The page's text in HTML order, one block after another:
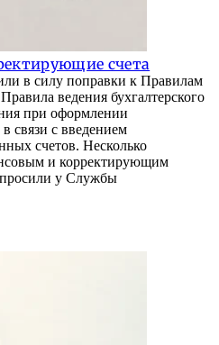
счета
в силу поправки к Правилам
ведения бухгалтерского
при оформлении
связи с введением
счетов. Несколько
и корректирующим
у Службы